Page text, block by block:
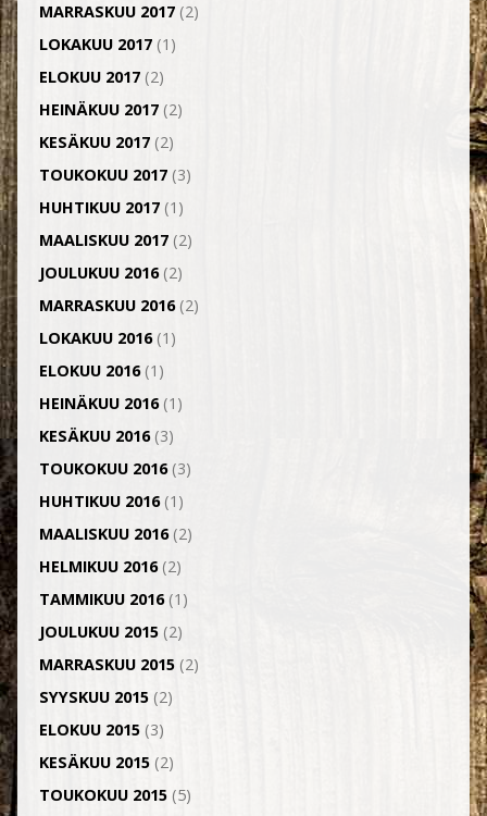
MARRASKUU 2017(2)
LOKAKUU 2017(1)
ELOKUU 2017(2)
HEINÄKUU 2017(2)
KESÄKUU 2017(2)
TOUKOKUU 2017(3)
HUHTIKUU 2017(1)
MAALISKUU 2017(2)
JOULUKUU 2016(2)
MARRASKUU 2016(2)
LOKAKUU 2016(1)
ELOKUU 2016(1)
HEINÄKUU 2016(1)
KESÄKUU 2016(3)
TOUKOKUU 2016(3)
HUHTIKUU 2016(1)
MAALISKUU 2016(2)
HELMIKUU 2016(2)
TAMMIKUU 2016(1)
JOULUKUU 2015(2)
MARRASKUU 2015(2)
SYYSKUU 2015(2)
ELOKUU 2015(3)
KESÄKUU 2015(2)
TOUKOKUU 2015(5)